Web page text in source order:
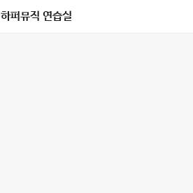
하퍼뮤직 연습실